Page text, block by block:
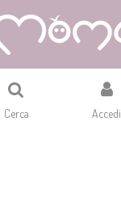
Cerca Accedi